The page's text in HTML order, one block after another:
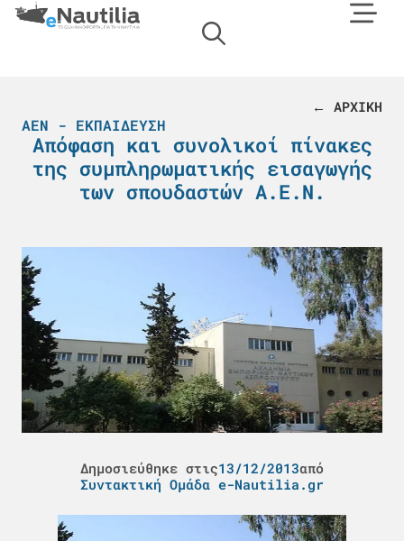
← ΑΡΧΙΚΗ
ΑΕΝ - ΕΚΠΑΊΔΕΥΣΗ
Απόφαση και συνολικοί πίνακες
της συμπληρωματικής εισαγωγής
των σπουδαστών Α.Ε.Ν.
Δημοσιεύθηκε στις13/12/2013από
Συντακτική Ομάδα e-Nautilia.gr